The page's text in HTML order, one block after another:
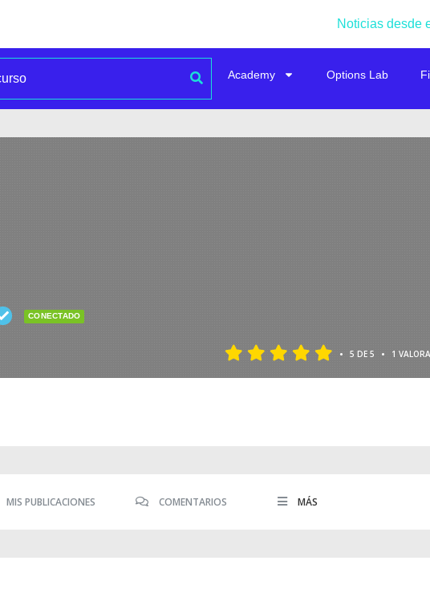
Noticias desde
Academy Options Lab
CONECTADO
• 5 DE 5 • 1
MIS PUBLICACIONES COMENTARIOS MÁS